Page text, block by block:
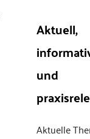
Aktuell,
und
Aktuelle